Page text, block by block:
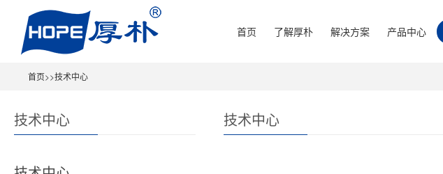
首页 了解厚朴 解决方案 产品中心
首页>>技术中心
技术中心 技术中心